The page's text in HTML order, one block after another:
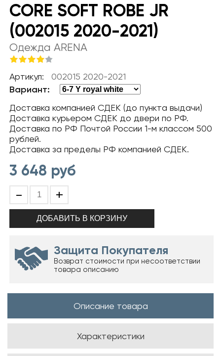
CORE SOFT ROBE JR
(002015 2020-2021)
Одежда ARENA
Артикул: 002015 2020-2021
Вариант:
Доставка компанией СДЕК (до пункта выдачи)
Доставка курьером СДЕК до двери по РФ.
Доставка по РФ Почтой России 1-м классом 500
рублей.
Доставка за пределы РФ компанией СДЕК.
3 648 руб
- +
Защита Покупателя
Возврат стоимости при несоответствии
товара описанию
Описание товара
Характеристики